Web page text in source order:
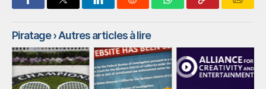
Piratage› Autres articles à lire